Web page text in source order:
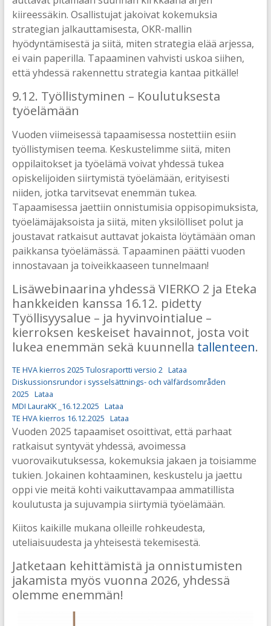
kiireessäkin. Osallistujat jakoivat kokemuksia
strategian jalkauttamisesta, OKR-mallin
hyödyntämisestä ja siitä, miten strategia elää arjessa,
ei vain paperilla. Tapaaminen vahvisti uskoa siihen,
että yhdessä rakennettu strategia kantaa pitkälle!
9.12. Työllistyminen – Koulutuksesta
työelämään
Vuoden viimeisessä tapaamisessa nostettiin esiin
työllistymisen teema. Keskustelimme siitä, miten
oppilaitokset ja työelämä voivat yhdessä tukea
opiskelijoiden siirtymistä työelämään, erityisesti
niiden, jotka tarvitsevat enemmän tukea.
Tapaamisessa jaettiin onnistumisia oppisopimuksista,
työelämäjaksoista ja siitä, miten yksilölliset polut ja
joustavat ratkaisut auttavat jokaista löytämään oman
paikkansa työelämässä. Tapaaminen päätti vuoden
innostavaan ja toiveikkaaseen tunnelmaan!
Lisäwebinaarina yhdessä VIERKO 2 ja Eteka
hankkeiden kanssa 16.12. pidetty
Työllisyysalue – ja hyvinvointialue –
kierroksen keskeiset havainnot, josta voit
lukea enemmän sekä kuunnella tallenteen.
TE HVA kierros 2025 Tulosraportti versio 2 Lataa
Diskussionsrundor i sysselsättnings- och välfärdsområden
2025 Lataa
MDI LauraKK _16.12.2025 Lataa
TE HVA kierros 16.12.2025 Lataa
Vuoden 2025 tapaamiset osoittivat, että parhaat
ratkaisut syntyvät yhdessä, avoimessa
vuorovaikutuksessa, kokemuksia jakaen ja toisiamme
tukien. Jokainen kohtaaminen, keskustelu ja jaettu
oppi vie meitä kohti vaikuttavampaa ammatillista
koulutusta ja sujuvampia siirtymiä työelämään.
Kiitos kaikille mukana olleille rohkeudesta,
uteliaisuudesta ja yhteisestä tekemisestä.
Jatketaan kehittämistä ja onnistumisten
jakamista myös vuonna 2026, yhdessä
olemme enemmän!